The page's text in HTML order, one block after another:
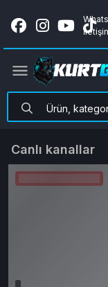
Canlı kanallar